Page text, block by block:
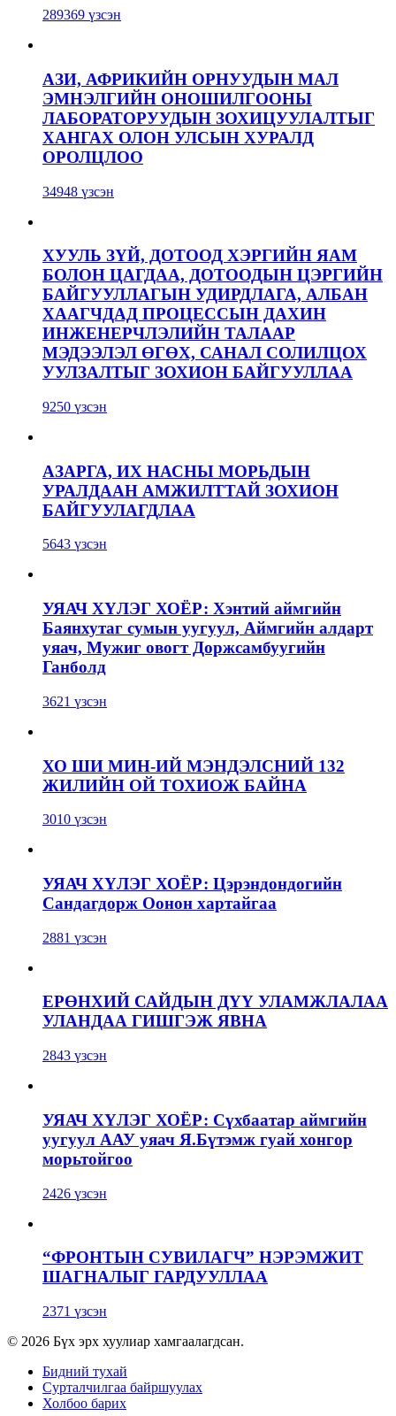
289369 үзсэн
АЗИ, АФРИКИЙН ОРНУУДЫН МАЛ
ЭМНЭЛГИЙН ОНОШИЛГООНЫ
ЛАБОРАТОРУУДЫН ЗОХИЦУУЛАЛТЫГ
ХАНГАХ ОЛОН УЛСЫН ХУРАЛД
ОРОЛЦЛОО
34948 үзсэн
ХУУЛЬ ЗҮЙ, ДОТООД ХЭРГИЙН ЯАМ
БОЛОН ЦАГДАА, ДОТООДЫН ЦЭРГИЙН
БАЙГУУЛЛАГЫН УДИРДЛАГА, АЛБАН
ХААГЧДАД ПРОЦЕССЫН ДАХИН
ИНЖЕНЕРЧЛЭЛИЙН ТАЛААР
МЭДЭЭЛЭЛ ӨГӨХ, САНАЛ СОЛИЛЦОХ
УУЛЗАЛТЫГ ЗОХИОН БАЙГУУЛЛАА
9250 үзсэн
АЗАРГА, ИХ НАСНЫ МОРЬДЫН
УРАЛДААН АМЖИЛТТАЙ ЗОХИОН
БАЙГУУЛАГДЛАА
5643 үзсэн
УЯАЧ ХҮЛЭГ ХОЁР: Хэнтий аймгийн
Баянхутаг сумын уугуул, Аймгийн алдарт
уяач, Мужиг овогт Доржсамбуугийн
Ганболд
3621 үзсэн
ХО ШИ МИН-ИЙ МЭНДЭЛСНИЙ 132
ЖИЛИЙН ОЙ ТОХИОЖ БАЙНА
3010 үзсэн
УЯАЧ ХҮЛЭГ ХОЁР: Цэрэндондогийн
Сандагдорж Оонон хартайгаа
2881 үзсэн
ЕРӨНХИЙ САЙДЫН ДҮҮ УЛАМЖЛАЛАА
УЛАНДАА ГИШГЭЖ ЯВНА
2843 үзсэн
УЯАЧ ХҮЛЭГ ХОЁР: Сүхбаатар аймгийн
уугуул ААУ уяач Я.Бүтэмж гуай хонгор
морьтойгоо
2426 үзсэн
“ФРОНТЫН СУВИЛАГЧ” НЭРЭМЖИТ
ШАГНАЛЫГ ГАРДУУЛЛАА
2371 үзсэн
© 2026 Бүх эрх хуулиар хамгаалагдсан.
Бидний тухай
Сурталчилгаа байршуулах
Холбоо барих